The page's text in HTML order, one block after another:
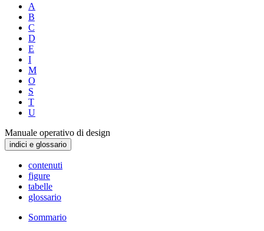
A
B
C
D
E
I
M
O
S
T
U
Manuale operativo di design
indici e glossario
contenuti
figure
tabelle
glossario
Sommario